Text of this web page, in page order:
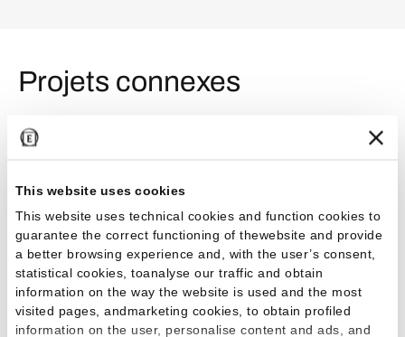
This website uses cookies
This website uses technical cookies and function cookies to
guarantee the correct functioning of thewebsite and provide
a better browsing experience and, with the user’s consent,
statistical cookies, toanalyse our traffic and obtain
information on the way the website is used and the most
visited pages, andmarketing cookies, to obtain profiled
information on the user, personalise content and ads, and
Projets connexes